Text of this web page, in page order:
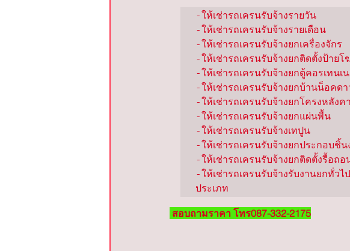
-ให้เช่ารถเครนรับจ้างรายวัน
-ให้เช่ารถเครนรับจ้างรายเดือน
-ให้เช่ารถเครนรับจ้างยกเครื่องจักร
-ให้เช่ารถเครนรับจ้างยกติดตั้งป้าย
-ให้เช่ารถเครนรับจ้างยกตู้คอรเทนเ
-ให้เช่ารถเครนรับจ้างยกบ้านน็อคด
-ให้เช่ารถเครนรับจ้างยกโครงหลังคา
-ให้เช่ารถเครนรับจ้างยกแผ่นพื้น
-ให้เช่ารถเครนรับจ้างเทปูน
-ให้เช่ารถเครนรับจ้างยกประกอบชิ้น
-ให้เช่ารถเครนรับจ้างยกติดตั้งรื้อถอ
-ให้เช่ารถเครนรับจ้างรับงานยกทั่วไ
ประเภท
สอบถามราคา โทร087-332-2175